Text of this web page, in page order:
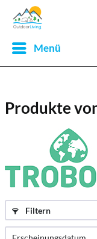
Menü
Produkte
Filtern